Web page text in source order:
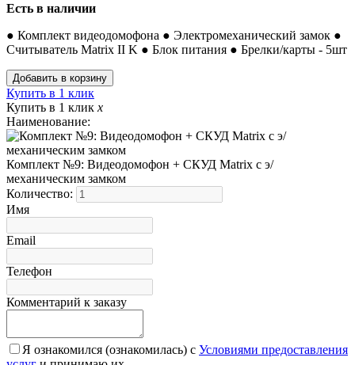
Есть в наличии
● Комплект видеодомофона ● Электромеханический замок ●
Считыватель Matrix II K ● Блок питания ● Брелки/карты - 5шт
Купить в 1 клик
Купить в 1 клик x
Наименование:
Комплект №9: Видеодомофон + СКУД Matrix с э/
механическим замком
Количество:
Имя
Email
Телефон
Комментарий к заказу
Я ознакомился (ознакомилась) с Условиями предоставления